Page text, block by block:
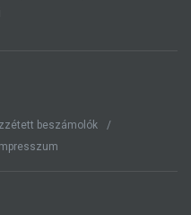
beszámolók